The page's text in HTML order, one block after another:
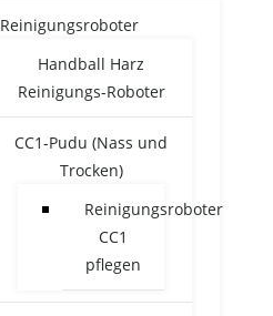
Reinigungsroboter
Handball Harz
Reinigungs-Roboter
CC1-Pudu (Nass und
Trocken)
Reinigungsroboter
CC1
pflegen